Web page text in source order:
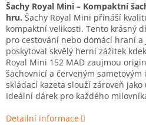
Šachy Royal Mini – Kompaktní
hru. Šachy Royal Mini přináší
kompaktní velikosti. Tento krásný
pro cestování nebo domácí hraní
poskytoval skvělý herní zážitek
Royal Mini 152 MAD zaujmou
šachovnicí a červeným
skládací kazeta slouží zároveň
Ideální dárek pro každého
Detailní informace